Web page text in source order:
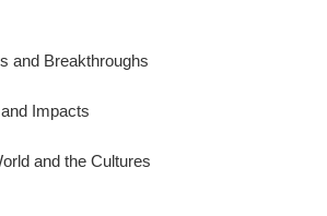
and Breakthroughs
Impacts
and the Cultures